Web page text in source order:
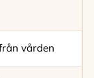
vården